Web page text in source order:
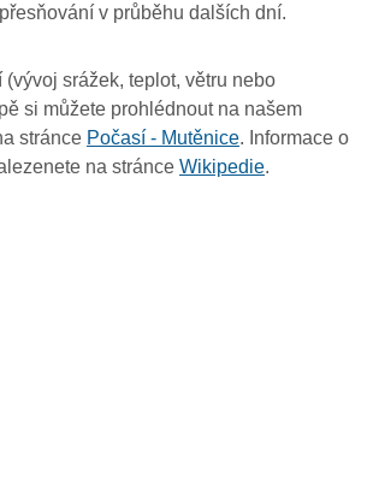
v průběhu dalších dní.
srážek, teplot, větru nebo
si můžete prohlédnout na našem
stránce Počasí - Mutěnice. Informace o
na stránce Wikipedie.